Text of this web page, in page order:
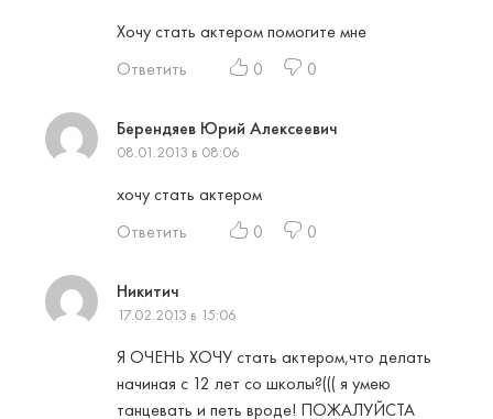
Хочу стать актером помогите мне
Ответить
0 0
Берендяев Юрий Алексеевич
08.01.2013 в 08:06
хочу стать актером
Ответить
0 0
Никитич
17.02.2013 в 15:06
Я ОЧЕНЬ ХОЧУ стать актером,что делать
начиная с 12 лет со школы?((( я умею
танцевать и петь вроде! ПОЖАЛУЙСТА